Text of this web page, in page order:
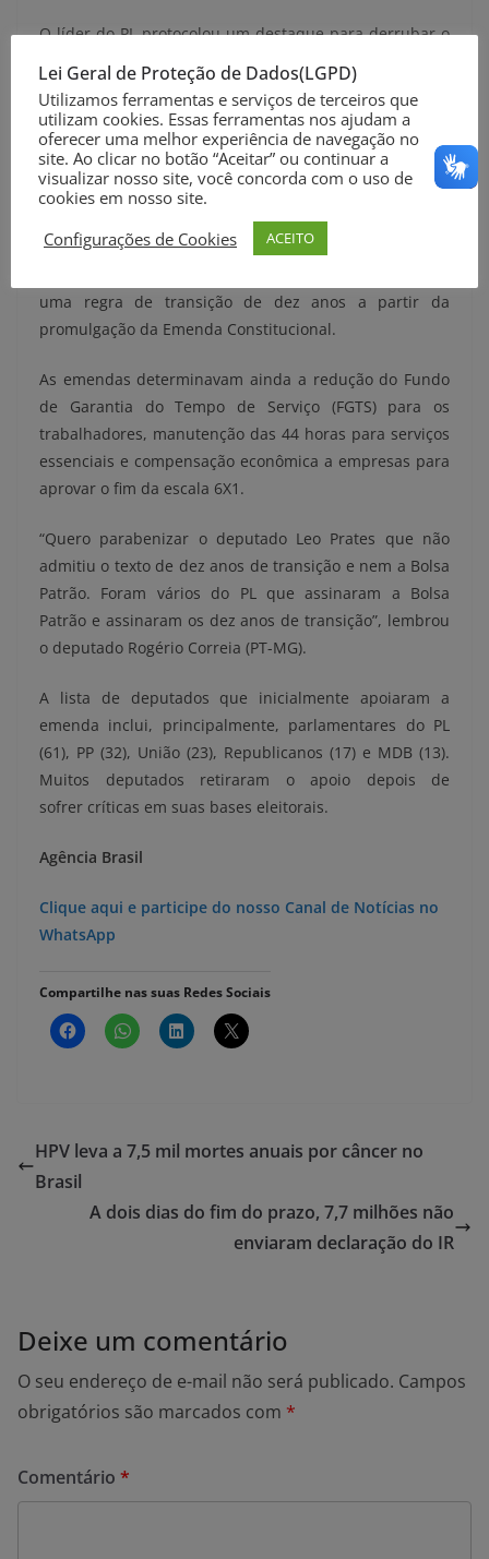
O líder do PL protocolou um destaque para derrubar o
período de transição de 60 dias para a redução da
jornada de trabalho e afirmou que apresentaria, no
plenário, o destaque para votação da escala 4X3. O
texto foi rejeitado.
O pedido de supressão da regra de transição ocorre
após o relator Leo Prates não acolher as emendas
apresentadas por mais de 170 parlamentares do
uma regra de transição de dez anos a partir da
promulgação da Emenda Constitucional.
As emendas determinavam ainda a redução do Fundo
de Garantia do Tempo de Serviço (FGTS) para os
trabalhadores, manutenção das 44 horas para serviços
essenciais e compensação econômica a empresas para
aprovar o fim da escala 6X1.
“Quero parabenizar o deputado Leo Prates que não
admitiu o texto de dez anos de transição e nem a Bolsa
Patrão. Foram vários do PL que assinaram a Bolsa
Patrão e assinaram os dez anos de transição”, lembrou
o deputado Rogério Correia (PT-MG).
A lista de deputados que inicialmente apoiaram a
emenda inclui, principalmente, parlamentares do PL
(61), PP (32), União (23), Republicanos (17) e MDB (13).
Muitos deputados retiraram o apoio depois de
sofrer críticas em suas bases eleitorais.
Agência Brasil
Clique aqui e participe do nosso Canal de Notícias no
WhatsApp
Compartilhe nas suas Redes Sociais
HPV leva a 7,5 mil mortes anuais por câncer no
Brasil
A dois dias do fim do prazo, 7,7 milhões não
enviaram declaração do IR
Deixe um comentário
O seu endereço de e-mail não será publicado. Campos
obrigatórios são marcados com *
Comentário *
Lei Geral de Proteção de Dados(LGPD)
Utilizamos ferramentas e serviços de terceiros que
utilizam cookies. Essas ferramentas nos ajudam a
oferecer uma melhor experiência de navegação no
site. Ao clicar no botão “Aceitar” ou continuar a
visualizar nosso site, você concorda com o uso de
cookies em nosso site.
Configurações de Cookies
ACEITO